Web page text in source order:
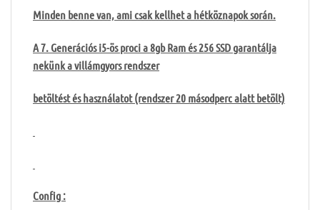
Minden benne van, ami csak kellhet a hétköznapok során.
A 7. Generációs i5-ös proci a 8gb Ram és 256 SSD garantálja
nekünk a villámgyors rendszer
betöltést és használatot (rendszer 20 másodperc alatt betölt)
Config :